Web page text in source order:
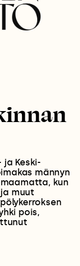
Keski-
männyn
kun
muut
pois,